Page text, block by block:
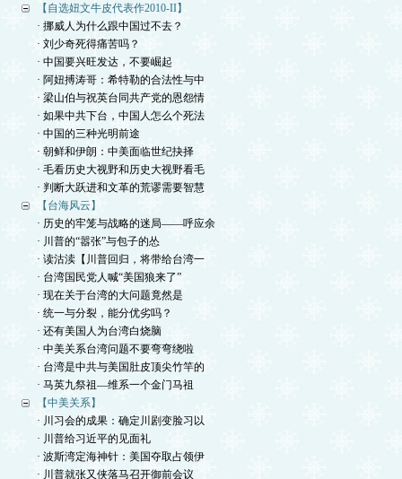
【自选妞文牛皮代表作2010-II】
· 挪威人为什么跟中国过不去？
· 刘少奇死得痛苦吗？
· 中国要兴旺发达，不要崛起
· 阿妞搏涛哥：希特勒的合法性与中
· 梁山伯与祝英台同共产党的恩怨情
· 如果中共下台，中国人怎么个死法
· 中国的三种光明前途
· 朝鲜和伊朗：中美面临世纪抉择
· 毛看历史大视野和历史大视野看毛
· 判断大跃进和文革的荒谬需要智慧
【台海风云】
· 历史的牢笼与战略的迷局——呼应余
· 川普的“嚣张”与包子的怂
· 读沽渎【川普回归，将带给台湾一
· 台湾国民党人喊“美国狼来了”
· 现在关于台湾的大问题竟然是
· 统一与分裂，能分优劣吗？
· 还有美国人为台湾白烧脑
· 中美关系台湾问题不要弯弯绕啦
· 台湾是中共与美国肚皮顶尖竹竿的
· 马英九祭祖—维系一个金门马祖
【中美关系】
· 川习会的成果：确定川剧变脸习以
· 川普给习近平的见面礼
· 波斯湾定海神针：美国夺取占领伊
· 川普就张又侠落马召开御前会议